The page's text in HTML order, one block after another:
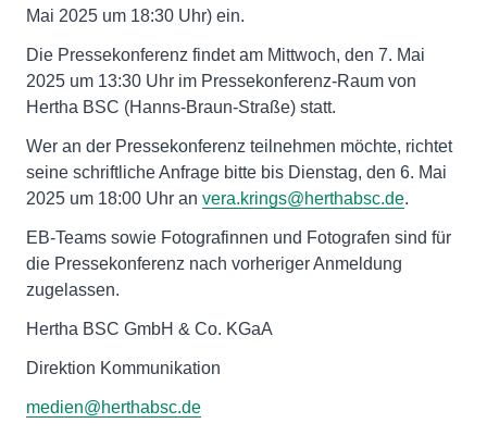
Mai 2025 um 18:30 Uhr) ein.
Die Pressekonferenz findet am Mittwoch, den 7. Mai
2025 um 13:30 Uhr im Pressekonferenz-Raum von
Hertha BSC (Hanns-Braun-Straße) statt.
Wer an der Pressekonferenz teilnehmen möchte, richtet
seine schriftliche Anfrage bitte bis Dienstag, den 6. Mai
2025 um 18:00 Uhr an vera.krings@herthabsc.de.
EB-Teams sowie Fotografinnen und Fotografen sind für
die Pressekonferenz nach vorheriger Anmeldung
zugelassen.
Hertha BSC GmbH & Co. KGaA
Direktion Kommunikation
medien@herthabsc.de